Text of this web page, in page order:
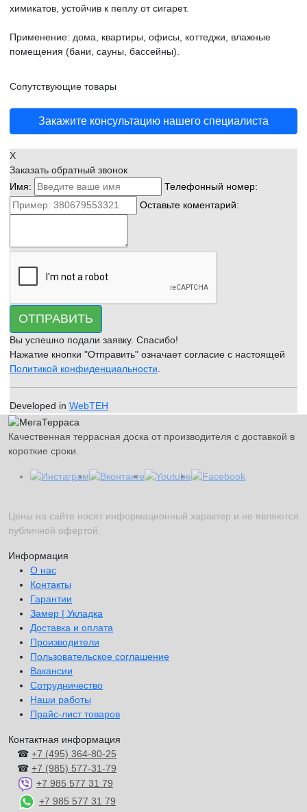
химикатов, устойчив к пеплу от сигарет.
Применение: дома, квартиры, офисы, коттеджи, влажные
помещения (бани, сауны, бассейны).
Сопутствующие товары
Закажите консультацию нашего специалиста
X
Заказать обратный звонок
Имя:
Телефонный номер:
Оставьте коментарий:
ОТПРАВИТЬ
Вы успешно подали заявку. Спасибо!
Нажатие кнопки "Отправить" означает согласие с настоящей
Политикой конфиденциальности
Developed in WebTEH
Качественная террасная доска от производителя с доставкой в
короткие сроки.
Цены на сайте носят информационный характер и не являются
публичной офертой.
Информация
О нас
Контакты
Гарантии
Замер | Укладка
Доставка и оплата
Производители
Пользовательское соглашение
Вакансии
Сотрудничество
Наши работы
Прайс-лист товаров
Контактная информация
☎ +7 (495) 364-80-25
☎ +7 (985) 577-31-79
+7 985 577 31 79
+7 985 577 31 79